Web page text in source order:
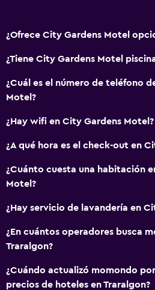
Aseo
Papel higiénico
Baño privado
Ducha italiana
Vista a una calle tranquila
Habitaciones familiares
Zona de estar
Sofá
Alfombrado
Espacio de almacenamiento
Accesibilidad y adecuación
¿Ofrece City Gardens Motel
¿Tiene City Gardens Motel
¿Cuál es el número de teléfono
Motel?
¿Hay wifi en City Gardens Motel?
¿A qué hora es el check-out en
¿Cuánto cuesta una habitación
Motel?
¿Hay servicio de lavandería en
¿En cuántos operadores busca
Traralgon?
¿Cuándo actualizó momondo
precios de hoteles en Traralgon?